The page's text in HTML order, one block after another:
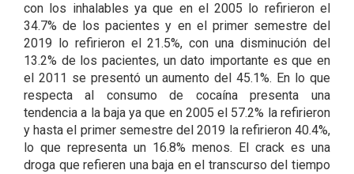
con los inhalables ya que en el 2005 lo refirieron el
34.7% de los pacientes y en el primer semestre del
2019 lo refirieron el 21.5%, con una disminución del
13.2% de los pacientes, un dato importante es que en
el 2011 se presentó un aumento del 45.1%. En lo que
respecta al consumo de cocaína presenta una
tendencia a la baja ya que en 2005 el 57.2% la refirieron
y hasta el primer semestre del 2019 la refirieron 40.4%,
lo que representa un 16.8% menos. El crack es una
droga que refieren una baja en el transcurso del tiempo